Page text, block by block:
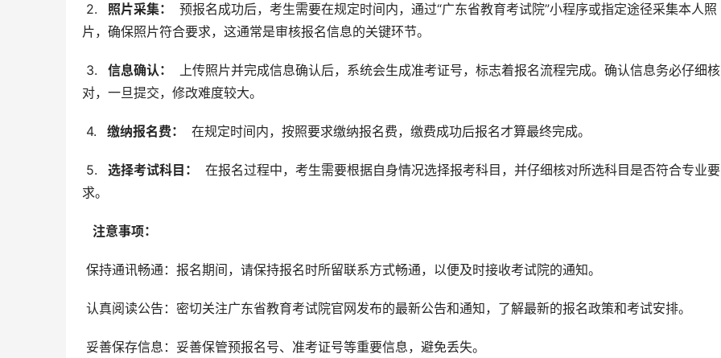
2.
  照片采集：
预报名成功后，考生需要在规定时间内，通过“广东省教育考试院”小程序或指定途径采集本人照
片，确保照片符合要求，这通常是审核报名信息的关键环节。
3.
  信息确认：
上传照片并完成信息确认后，系统会生成准考证号，标志着报名流程完成。确认信息务必仔细核
对，一旦提交，修改难度较大。
4.
  缴纳报名费：
在规定时间内，按照要求缴纳报名费，缴费成功后报名才算最终完成。
5.
  选择考试科目：
在报名过程中，考生需要根据自身情况选择报考科目，并仔细核对所选科目是否符合专业要
求。
  注意事项：
保持通讯畅通：报名期间，请保持报名时所留联系方式畅通，以便及时接收考试院的通知。
认真阅读公告：密切关注广东省教育考试院官网发布的最新公告和通知，了解最新的报名政策和考试安排。
妥善保存信息：妥善保管预报名号、准考证号等重要信息，避免丢失。